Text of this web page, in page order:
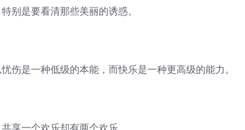
别是要看清那些美丽的诱惑。
伤是一种低级的本能，而快乐是一种更高级的能力。